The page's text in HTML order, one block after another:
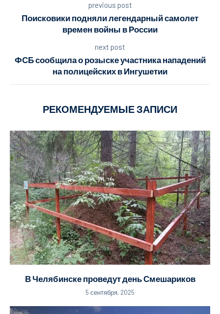
previous post
Поисковики подняли легендарный самолет
времен войны в России
next post
ФСБ сообщила о розыске участника нападений
на полицейских в Ингушетии
РЕКОМЕНДУЕМЫЕ ЗАПИСИ
В Челябинске проведут день Смешариков
5 сентября, 2025